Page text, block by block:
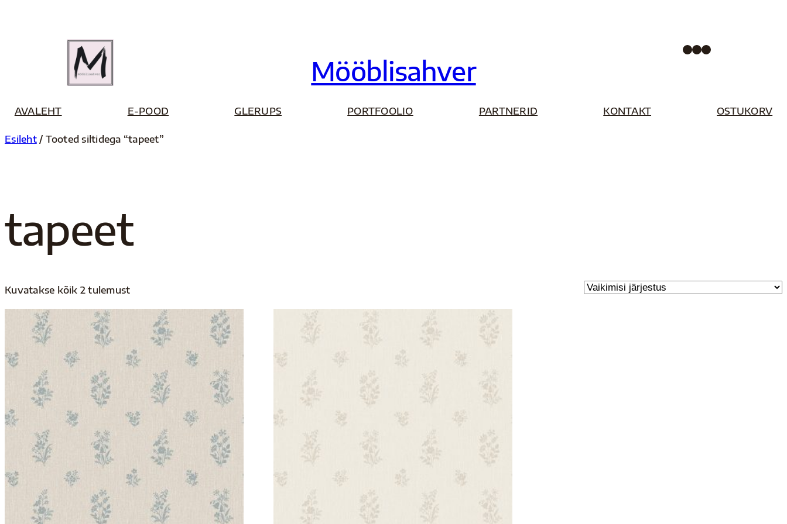
Mööblisahver
Facebook InstagramPinterest
AVALEHT E-POOD GLERUPS PORTFOOLIO PARTNERID KONTAKT OSTUKORV
Esileht/ Tooted siltidega “tapeet”
tapeet
Kuvatakse kõik 2 tulemust